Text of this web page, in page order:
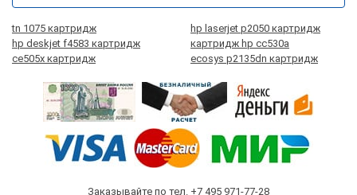
tn 1075 картридж
hp laserjet p2050 картридж
hp deskjet f4583 картридж
картридж hp cc530a
ce505x картридж
ecosys p2135dn картридж
Заказывайте по тел. +7 495 971-77-28